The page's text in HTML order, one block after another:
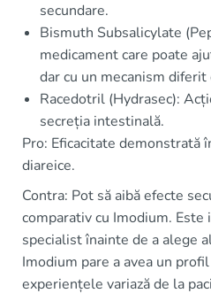
secundare.
Bismuth Subsalicylate
medicament care poate
dar cu un mecanism diferit
Racedotril (Hydrasec):
secreția intestinală.
Pro: Eficacitate demonstrată
diareice.
Contra: Pot să aibă efecte
comparativ cu Imodium.
specialist înainte de a alege
Imodium pare a avea un
experiențele variază de la